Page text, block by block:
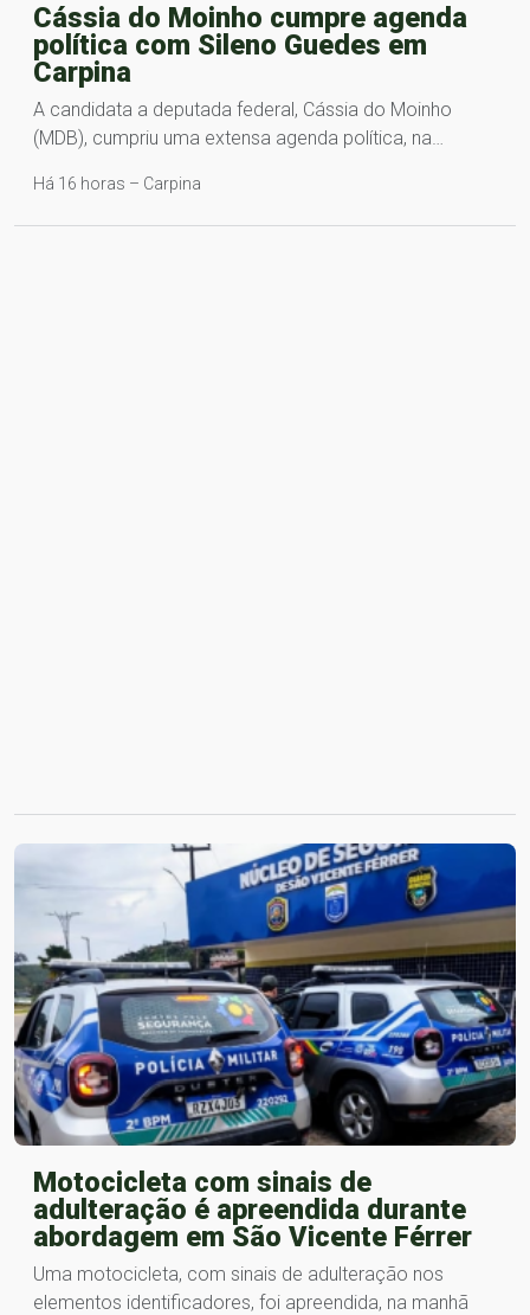
Cássia do Moinho cumpre agenda
política com Sileno Guedes em
Carpina
A candidata a deputada federal, Cássia do Moinho
(MDB), cumpriu uma extensa agenda política, na…
Há 16 horas – Carpina
Motocicleta com sinais de
adulteração é apreendida durante
abordagem em São Vicente Férrer
Uma motocicleta, com sinais de adulteração nos
elementos identificadores, foi apreendida, na manhã